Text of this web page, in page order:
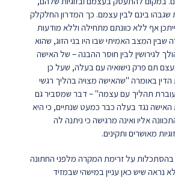
בינם לבין עצמם. כך המדרון החלקלק
אף ללא כוונתם מתחילה וללא מודעות
המצב האמיתי שבו היו בני הזוג, שהוא
לגירושין לבין חוסר ההבנה – של האישה
תם פרק נישואיה עם בעלה, שעל כן
הדין באומרה "שהאישה מצויה בהליך רגשי
תהליך עם עצמה" – דבר שמסביר גם
נגד בעלה כבר כמעט שנתיים, כי היא
אליו ואינה מרגישה כי ניתנה לה
מאושרים ותקינים.
בהסתכלות על זרימת המקרה מלפני החתונה
נראה שיש כאן עניין במישהי שבמזיד